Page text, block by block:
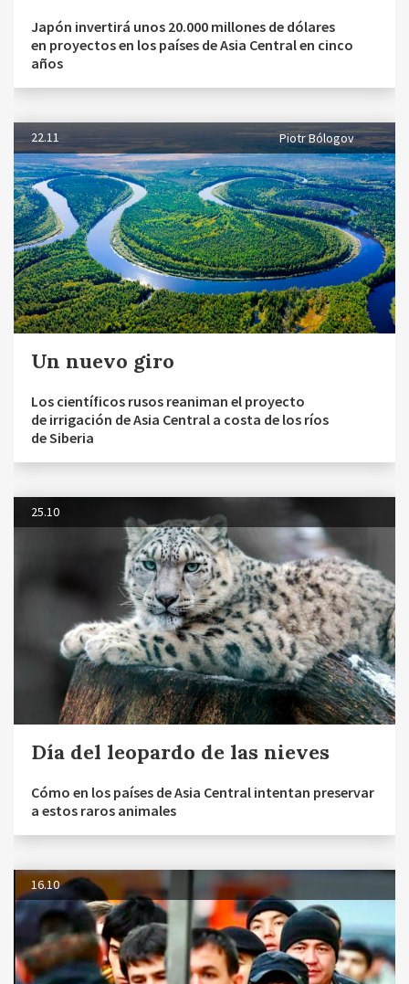
Japón invertirá unos 20.000 millones de dólares
en proyectos en los países de Asia Central en cinco
años
22.11 Piotr Bólogov
Un nuevo giro
Los científicos rusos reaniman el proyecto
de irrigación de Asia Central a costa de los ríos
de Siberia
25.10
Día del leopardo de las nieves
Cómo en los países de Asia Central intentan preservar
a estos raros animales
16.10